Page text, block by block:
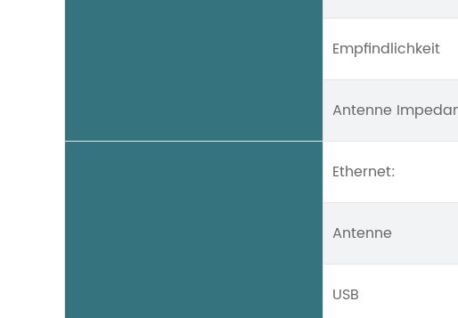
Empfindlichkeit
Antenne
Ethernet:
Antenne
USB